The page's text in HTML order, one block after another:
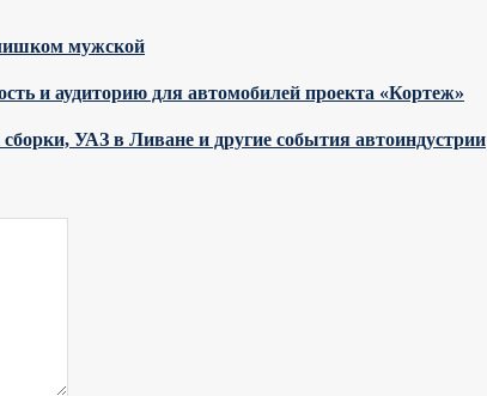
мужской
и аудиторию для автомобилей проекта «Кортеж»
УАЗ в Ливане и другие события автоиндустрии